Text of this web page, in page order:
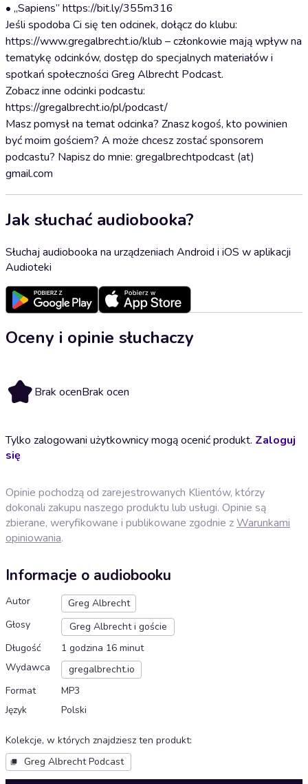
• „Sapiens” https://bit.ly/355m316
Jeśli spodoba Ci się ten odcinek, dołącz do klubu:
https://www.gregalbrecht.io/klub – członkowie mają wpływ na
tematykę odcinków, dostęp do specjalnych materiałów i
spotkań społeczności Greg Albrecht Podcast.
Zobacz inne odcinki podcastu:
https://gregalbrecht.io/pl/podcast/
Masz pomysł na temat odcinka? Znasz kogoś, kto powinien
być moim gościem? A może chcesz zostać sponsorem
podcastu? Napisz do mnie: gregalbrechtpodcast (at)
gmail.com
Jak słuchać audiobooka?
Słuchaj audiobooka na urządzeniach Android i iOS w aplikacji
Audioteki
Oceny i opinie słuchaczy
Brak ocenBrak ocen
Tylko zalogowani użytkownicy mogą ocenić produkt. Zaloguj
się
Opinie pochodzą od zarejestrowanych Klientów, którzy
dokonali zakupu naszego produktu lub usługi. Opinie są
zbierane, weryfikowane i publikowane zgodnie zWarunkami
opiniowania.
Informacje o audiobooku
Autor
Greg Albrecht
Głosy
Greg Albrecht i goście
Długość
1 godzina 16 minut
Wydawca
gregalbrecht.io
Format
MP3
Język
Polski
Kolekcje, w których znajdziesz ten produkt:
Greg Albrecht Podcast